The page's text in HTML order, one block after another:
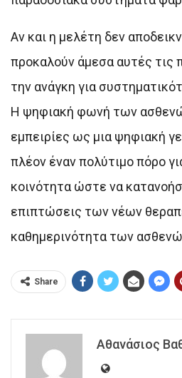
Αν και η μελέτη δεν
προκαλούν άμεσα αυτές τις
την ανάγκη για
Η ψηφιακή φωνή των
εμπειρίες ως μια ψηφιακή
πλέον έναν πολύτιμο πόρο
κοινότητα ώστε να
επιπτώσεις των νέων
καθημερινότητα των
Share
Αθανάσιος